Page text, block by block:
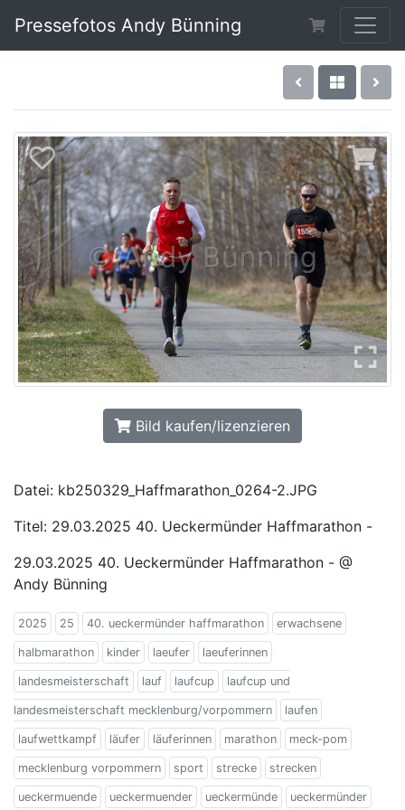
Pressefotos Andy Bünning
Bild kaufen/lizenzieren
Datei: kb250329_Haffmarathon_0264-2.JPG
Titel: 29.03.2025 40. Ueckermünder Haffmarathon -
29.03.2025 40. Ueckermünder Haffmarathon - @
Andy Bünning
2025 25 40. ueckermünder haffmarathon erwachsene
halbmarathon kinder laeufer laeuferinnen
landesmeisterschaft lauf laufcup laufcup und
landesmeisterschaft mecklenburg/vorpommern laufen
laufwettkampf läufer läuferinnen marathon meck-pom
mecklenburg vorpommern sport strecke strecken
ueckermuende ueckermuender ueckermünde ueckermünder